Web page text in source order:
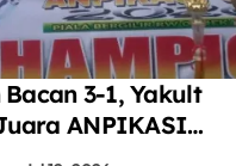
3-1, Yakult
ANPIKASI